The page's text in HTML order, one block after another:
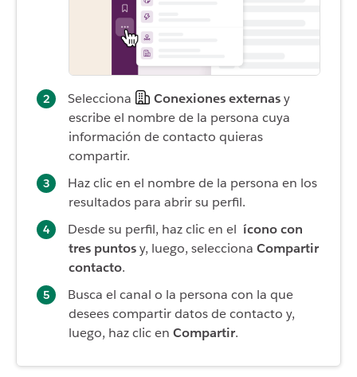
Selecciona Conexiones externasy
escribe el nombre de la persona cuya
información de contacto quieras
compartir.
Haz clic en el nombre de la persona en los
resultados para abrir su perfil.
Desde su perfil, haz clic en el ícono con
tres puntosy, luego, selecciona Compartir
contacto.
Busca el canal o la persona con la que
desees compartir datos de contacto y,
luego, haz clic en Compartir.